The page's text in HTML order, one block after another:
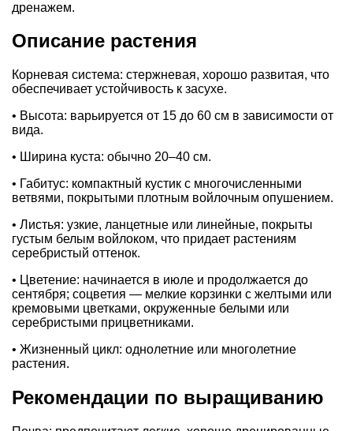
дренажем.
Описание растения
Корневая система: стержневая, хорошо развитая, что
обеспечивает устойчивость к засухе.
• Высота: варьируется от 15 до 60 см в зависимости от
вида.
• Ширина куста: обычно 20–40 см.
• Габитус: компактный кустик с многочисленными
ветвями, покрытыми плотным войлочным опушением.
• Листья: узкие, ланцетные или линейные, покрыты
густым белым войлоком, что придает растениям
серебристый оттенок.
• Цветение: начинается в июле и продолжается до
сентября; соцветия — мелкие корзинки с желтыми или
кремовыми цветками, окруженные белыми или
серебристыми прицветниками.
• Жизненный цикл: однолетние или многолетние
растения.
Рекомендации по выращиванию